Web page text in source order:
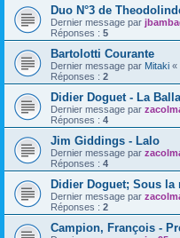
Duo N°3 de
Dernier message par
Réponses : 5
Bartolotti Courante
Dernier message par Mitaki «
Réponses : 2
Didier Doguet - La
Dernier message par
Réponses : 4
Jim Giddings - Lalo
Dernier message par
Réponses : 4
Didier Doguet; Sous la
Dernier message par
Réponses : 2
Campion, François -